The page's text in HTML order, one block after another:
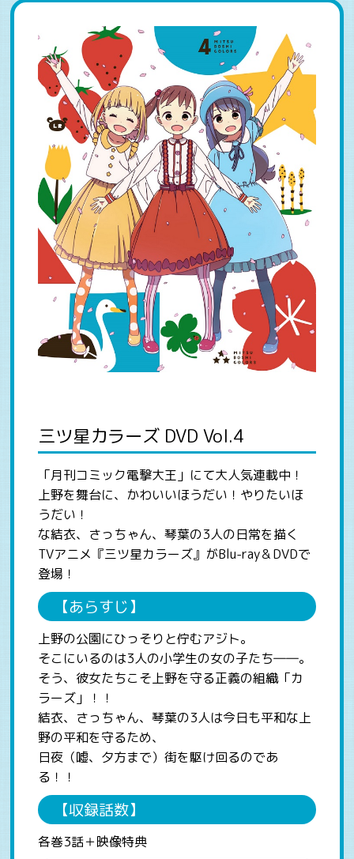
三ツ星カラーズ DVD Vol.4
「月刊コミック電撃大王」にて大人気連載中！
上野を舞台に、かわいいほうだい！やりたいほ
うだい！
な結衣、さっちゃん、琴葉の3人の日常を描く
TVアニメ『三ツ星カラーズ』がBlu-ray＆DVDで
登場！
【あらすじ】
上野の公園にひっそりと佇むアジト。
そこにいるのは3人の小学生の女の子たち――。
そう、彼女たちこそ上野を守る正義の組織「カ
ラーズ」！！
結衣、さっちゃん、琴葉の3人は今日も平和な上
野の平和を守るため、
日夜（嘘、夕方まで）街を駆け回るのであ
る！！
【収録話数】
各巻3話＋映像特典